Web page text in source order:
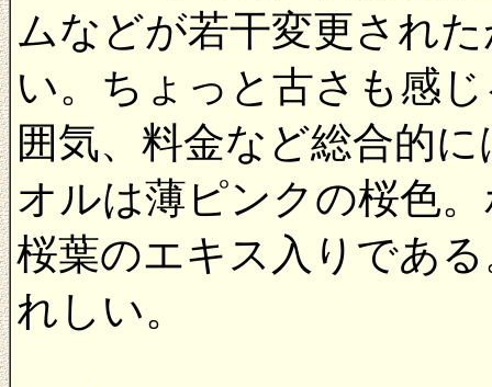
ムなどが若干変更され
い。ちょっと古さも感
囲気、料金など総合的
オルは薄ピンクの桜色
桜葉のエキス入りであ
れしい。